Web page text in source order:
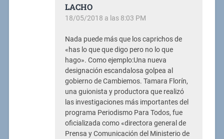
LACHO
18/05/2018 a las 8:03 PM
Nada puede más que los caprichos de
«has lo que que digo pero no lo que
hago». Como ejemplo:Una nueva
designación escandalosa golpea al
gobierno de Cambiemos. Tamara Florín,
una guionista y productora que realizó
las investigaciones más importantes del
programa Periodismo Para Todos, fue
oficializada como «directora general de
Prensa y Comunicación del Ministerio de